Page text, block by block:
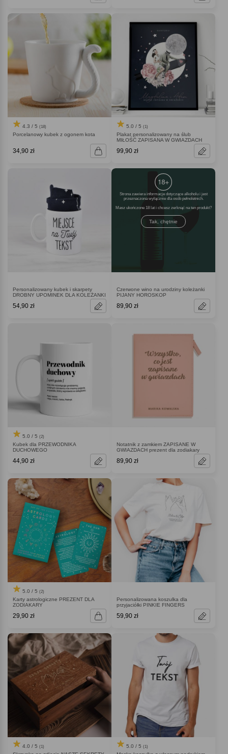
4.3 / 5 (18)
Porcelanowy kubek z ogonem kota
34,90 zł
5.0 / 5 (1)
Plakat personalizowany na ślub
MIŁOŚĆ ZAPISANA W GWIAZDACH
99,90 zł
Personalizowany kubek i skarpety
DROBNY UPOMINEK DLA KOLEŻANKI
54,90 zł
Strona zawiera informacje dotyczące alkoholu i jest
przeznaczona wyłącznie dla osób pełnoletnich.
Masz ukończone 18 lat i chcesz zerknąć na ten produkt
Tak, chętnie
Czerwone wino na urodziny koleżanki
PIJANY HOROSKOP
89,90 zł
5.0 / 5 (2)
Kubek dla PRZEWODNIKA
DUCHOWEGO
44,90 zł
Notatnik z zamkiem ZAPISANE W
GWIAZDACH prezent dla zodiakary
89,90 zł
5.0 / 5 (2)
Karty astrologiczne PREZENT DLA
ZODIAKARY
29,90 zł
Personalizowana koszulka dla
przyjaciółki PINKIE FINGERS
59,90 zł
4.0 / 5 (1) 5.0 / 5 (1)